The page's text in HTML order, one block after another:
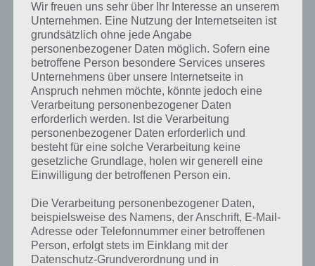
Du suchst die Lösung für ein
anderes Brain Out Level? Zur
Übersicht: Alle Lösungen von
Brain Out!
Lösung im Video zu Brain Out
Nachfolgend die Brain Out Lösung zu Level 38 auch nochmal als
Wir freuen uns sehr über Ihr Interesse an unserem
Unternehmen. Eine Nutzung der Internetseiten ist
grundsätzlich ohne jede Angabe
personenbezogener Daten möglich. Sofern eine
betroffene Person besondere Services unseres
Unternehmens über unsere Internetseite in
Anspruch nehmen möchte, könnte jedoch eine
Verarbeitung personenbezogener Daten
erforderlich werden. Ist die Verarbeitung
personenbezogener Daten erforderlich und
besteht für eine solche Verarbeitung keine
gesetzliche Grundlage, holen wir generell eine
Einwilligung der betroffenen Person ein.
Die Verarbeitung personenbezogener Daten,
beispielsweise des Namens, der Anschrift, E-Mail-
Adresse oder Telefonnummer einer betroffenen
Person, erfolgt stets im Einklang mit der
Datenschutz-Grundverordnung und in